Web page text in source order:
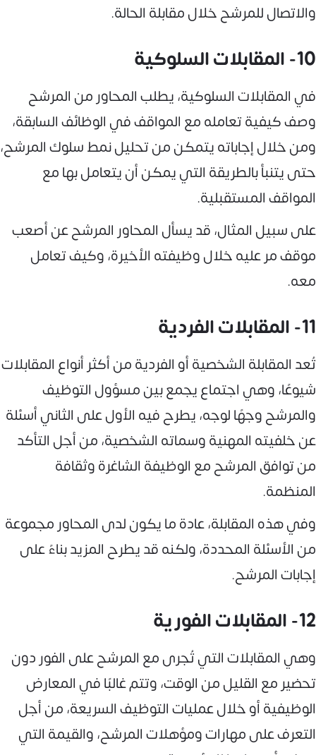
والاتصال للمرشح خلال مقابلة الحالة.
10- المقابلات السلوكية
في المقابلات السلوكية، يطلب المحاور من المرشح
وصف كيفية تعامله مع المواقف في الوظائف السابقة،
ومن خلال إجاباته يتمكن من تحليل نمط سلوك المرشح،
حتى يتنبأ بالطريقة التي يمكن أن يتعامل بها مع
المواقف المستقبلية.
على سبيل المثال، قد يسأل المحاور المرشح عن أصعب
موقف مر عليه خلال وظيفته الأخيرة، وكيف تعامل
معه.
11- المقابلات الفردية
تُعد المقابلة الشخصية أو الفردية من أكثر أنواع المقابلات
شيوعًا، وهي اجتماع يجمع بين مسؤول التوظيف
والمرشح وجهًا لوجه، يطرح فيه الأول على الثاني أسئلة
عن خلفيته المهنية وسماته الشخصية، من أجل التأكد
من توافق المرشح مع الوظيفة الشاغرة وثقافة
المنظمة.
وفي هذه المقابلة، عادة ما يكون لدى المحاور مجموعة
من الأسئلة المحددة، ولكنه قد يطرح المزيد بناءً على
إجابات المرشح.
12- المقابلات الفورية
وهي المقابلات التي تُجرى مع المرشح على الفور دون
تحضير مع القليل من الوقت، وتتم غالبًا في المعارض
الوظيفية أو خلال عمليات التوظيف السريعة، من أجل
التعرف على مهارات ومؤهلات المرشح، والقيمة التي